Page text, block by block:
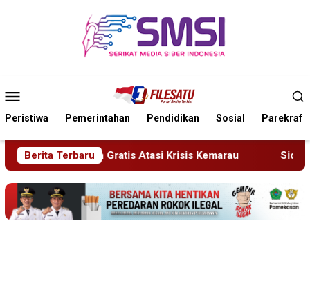
Mobile
Peristiwa Pemerintahan Pendidikan Sosial Parekraf
Berita Terbaru
Kemarau Sidang Tipiring, Penjual Miras Hasil Razia